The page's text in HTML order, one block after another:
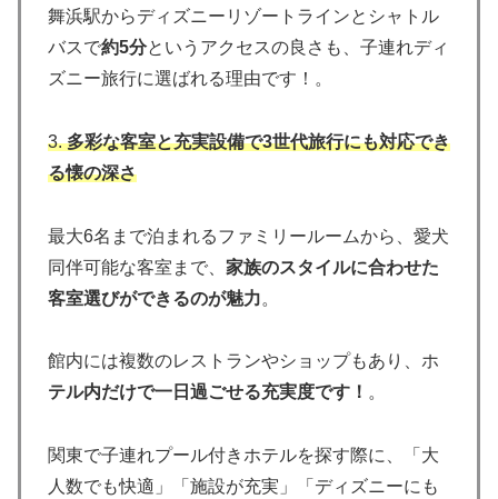
舞浜駅からディズニーリゾートラインとシャトル
バスで約5分というアクセスの良さも、子連れディ
ズニー旅行に選ばれる理由です！。
3.多彩な客室と充実設備で3世代旅行にも対応でき
る懐の深さ
最大6名まで泊まれるファミリールームから、愛犬
同伴可能な客室まで、 家族のスタイルに合わせた
客室選びができるのが魅力。
館内には複数のレストランやショップもあり、ホ
テル内だけで一日過ごせる充実度です！ 。
関東で子連れプール付きホテルを探す際に、「大
人数でも快適」「施設が充実」「ディズニーにも